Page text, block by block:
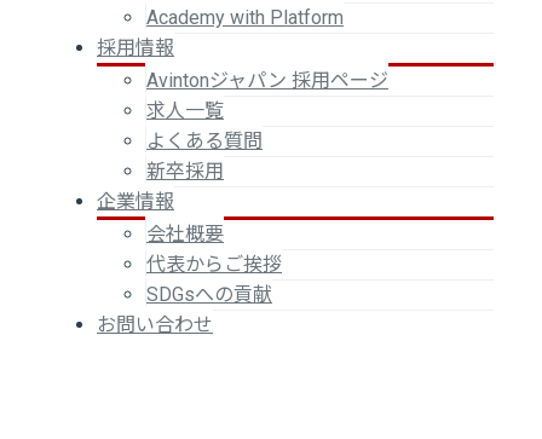
Academy with Platform
採用情報
Avintonジャパン 採用ページ
求人一覧
よくある質問
新卒採用
企業情報
会社概要
代表からご挨拶
SDGsへの貢献
お問い合わせ